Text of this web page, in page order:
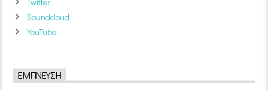
Soundcloud
YouTube
ΈΜΠΝΕΥΣΗ